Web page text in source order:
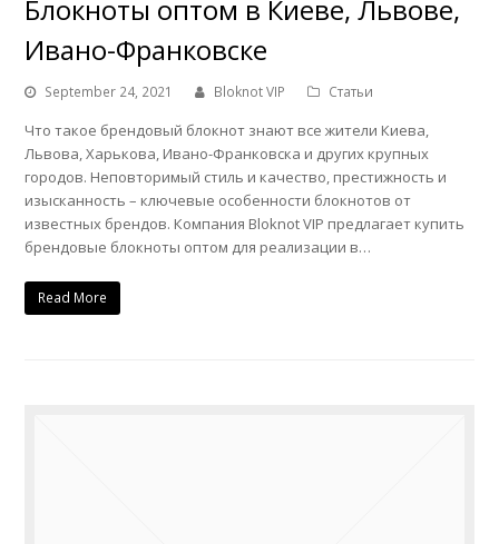
Блокноты оптом в Киеве, Львове,
Ивано-Франковске
September 24, 2021 Bloknot VIP Статьи
Что такое брендовый блокнот знают все жители Киева,
Львова, Харькова, Ивано-Франковска и других крупных
городов. Неповторимый стиль и качество, престижность и
изысканность – ключевые особенности блокнотов от
известных брендов. Компания Bloknot VIP предлагает купить
брендовые блокноты оптом для реализации в…
Read More